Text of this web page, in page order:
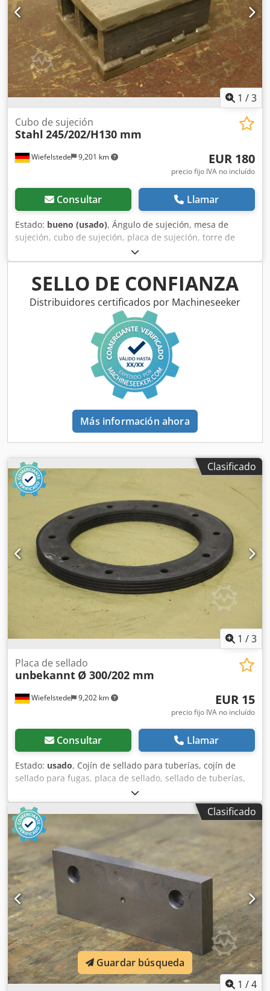
1 /3
Wiefelstede 9,201 km
Cubo de sujeción
Stahl 245/202/H130 mm
EUR 180
precio fijo IVA no incluído
Consultar Llamar
Estado: bueno (usado), Ángulo de sujeción, mesa de
sujeción, cubo de sujeción, placa de sujeción, torre de
sujeción, caja de sujeción Dcedpeb T Ti Hofx Abrok -
Material: Acero -Dimensiones: 245/202/130 mm (alto) -
Grosor de la pared: mm -Peso: 28 kg
SELLO DE CONFIANZA
Distribuidores certificados por Machineseeker
Más información ahora
Clasificado
1 /3
Wiefelstede 9,202 km
Placa de sellado
unbekannt Ø 300/202 mm
EUR 15
precio fijo IVA no incluído
Consultar Llamar
Estado: usado, Cojín de sellado para tuberías, cojín de
sellado para fugas, placa de sellado, sellado de tuberías,
sellado de orificios - Cojín de sellado para tuberías -
Exterior/Interior: Ø 300/202 mm - Altura: 20 mm - Diámetro
de los orificios: Ø 250/10 mm - Posibilidad de suministro
con tapas de acero/acero inoxidable Dsdpfxeghic Is Abreck
- Cantidad: 71 cojines disponibles - Precio: por unidad -
Peso: 1 kg/unidad
Clasificado
1 /4
Guardar búsqueda